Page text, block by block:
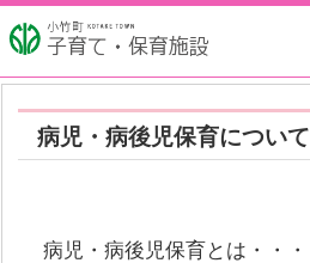
病児・病後児保育について
病児・病後児保育とは・・・